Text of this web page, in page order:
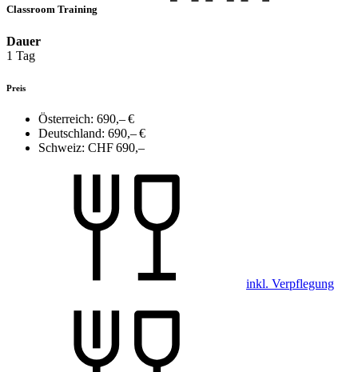
Classroom Training
Dauer
1 Tag
Preis
Österreich: 690,– €
Deutschland: 690,– €
Schweiz: CHF 690,–
inkl. Verpflegung